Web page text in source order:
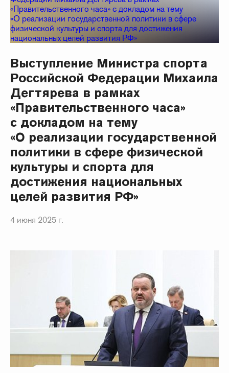
Выступление Министра спорта
Российской Федерации Михаила
Дегтярева в рамках
«Правительственного часа»
с докладом на тему
«О реализации государственной
политики в сфере физической
культуры и спорта для
достижения национальных
целей развития РФ»
4 июня 2025 г.